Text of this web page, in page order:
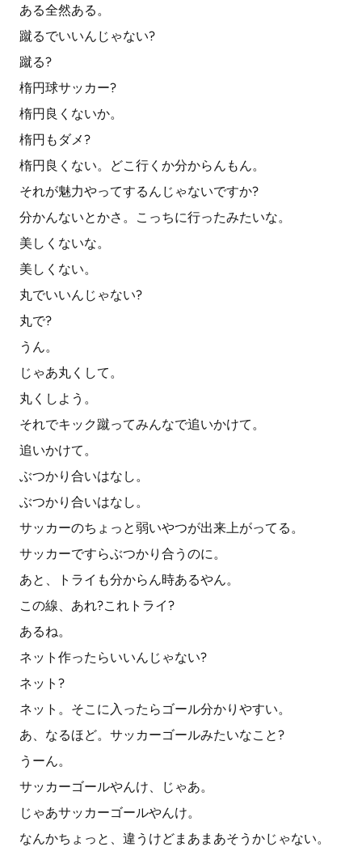
ある全然ある。
蹴るでいいんじゃない?
蹴る?
楕円球サッカー?
楕円良くないか。
楕円もダメ?
楕円良くない。どこ行くか分からんもん。
それが魅力やってするんじゃないですか?
分かんないとかさ。こっちに行ったみたいな。
美しくないな。
美しくない。
丸でいいんじゃない?
丸で?
うん。
じゃあ丸くして。
丸くしよう。
それでキック蹴ってみんなで追いかけて。
追いかけて。
ぶつかり合いはなし。
ぶつかり合いはなし。
サッカーのちょっと弱いやつが出来上がってる。
サッカーですらぶつかり合うのに。
あと、トライも分からん時あるやん。
この線、あれ?これトライ?
あるね。
ネット作ったらいいんじゃない?
ネット?
ネット。そこに入ったらゴール分かりやすい。
あ、なるほど。サッカーゴールみたいなこと?
うーん。
サッカーゴールやんけ、じゃあ。
じゃあサッカーゴールやんけ。
なんかちょっと、違うけどまあまあそうかじゃない。